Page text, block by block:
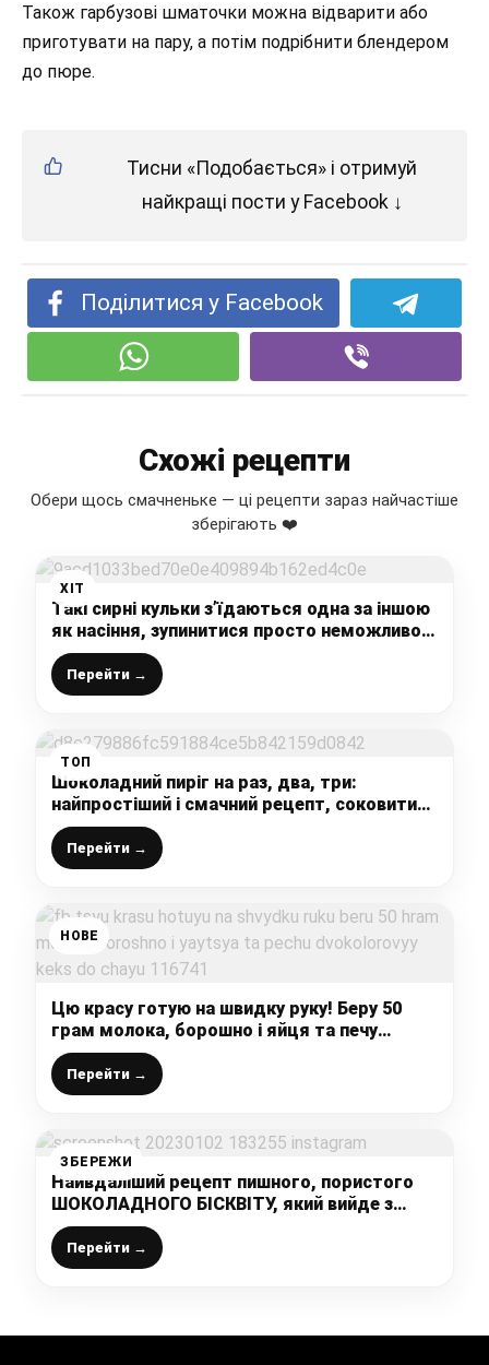
Також гарбузові шматочки можна відварити або
приготувати на пару, а потім подрібнити блендером
до пюре.
Тисни «Подобається» і отримуй
найкращі пости у Facebook ↓
Поділитися у Facebook
Схожі рецепти
Обери щось смачненьке — ці рецепти зараз найчастіше
зберігають ❤️
ХІТ
Такі сирні кульки з’їдаються одна за іншою
як насіння, зупинитися просто неможливо,
а готуються не складно. Дуже рекомендую
цей рецепт1
Перейти →
ТОП
Шоколадний пиріг на раз, два, три:
найпростіший і смачний рецепт, соковитий,
ніжний прям тане в роті, моя сім’я його
обожнює
Перейти →
НОВЕ
Цю красу готую на швидку руку! Беру 50
грам молока, борошно і яйця та печу
“Двокольоровий” кекс до чаю
Перейти →
ЗБЕРЕЖИ
Найвдаліший рецепт пишного, пористого
ШОКОЛАДНОГО БІСКВІТУ, який вийде з
першого разу і у всіх: обов’язково
зберігайте, у свій кулінарний записничок
Перейти →